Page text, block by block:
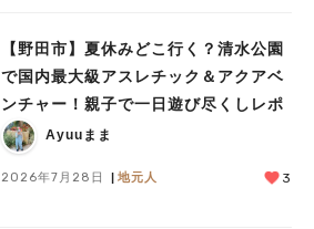
【野田市】夏休みどこ行く？清水公園
で国内最大級アスレチック＆アクアベ
ンチャー！親子で一日遊び尽くしレポ
Ayuuまま
2026年7月28日 地元人 3